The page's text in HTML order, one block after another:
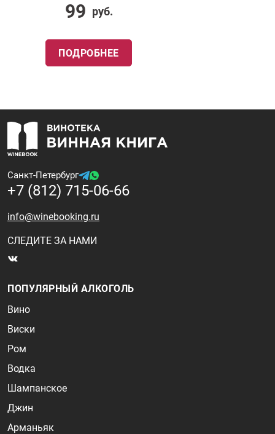
99 руб.
ПОДРОБНЕЕ
Санкт-Петербург
+7 (812) 715-06-66
info@winebooking.ru
СЛЕДИТЕ ЗА НАМИ
ПОПУЛЯРНЫЙ АЛКОГОЛЬ
Вино
Виски
Ром
Водка
Шампанское
Джин
Арманьяк